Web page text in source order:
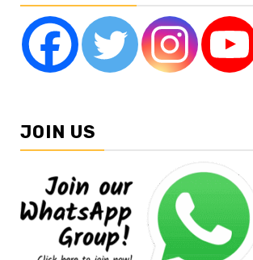
JOIN US